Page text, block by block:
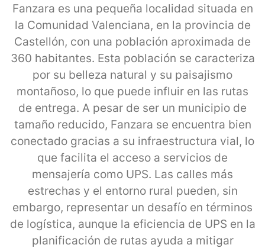
Fanzara es una pequeña localidad situada en
la Comunidad Valenciana, en la provincia de
Castellón, con una población aproximada de
360 habitantes. Esta población se caracteriza
por su belleza natural y su paisajismo
montañoso, lo que puede influir en las rutas
de entrega. A pesar de ser un municipio de
tamaño reducido, Fanzara se encuentra bien
conectado gracias a su infraestructura vial, lo
que facilita el acceso a servicios de
mensajería como UPS. Las calles más
estrechas y el entorno rural pueden, sin
embargo, representar un desafío en términos
de logística, aunque la eficiencia de UPS en la
planificación de rutas ayuda a mitigar